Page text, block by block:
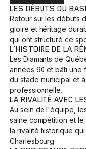
LES DÉBUTS DU
Retour sur les débuts
gloire et héritage
qui ont structuré ce
L’HISTOIRE DE LA
Les Diamants de
années 90 et bâti une
du stade municipal et
professionnelle.
LA RIVALITÉ AVEC
Au sein de l'équipe,
saine compétition et
la rivalité historique
Charlesbourg